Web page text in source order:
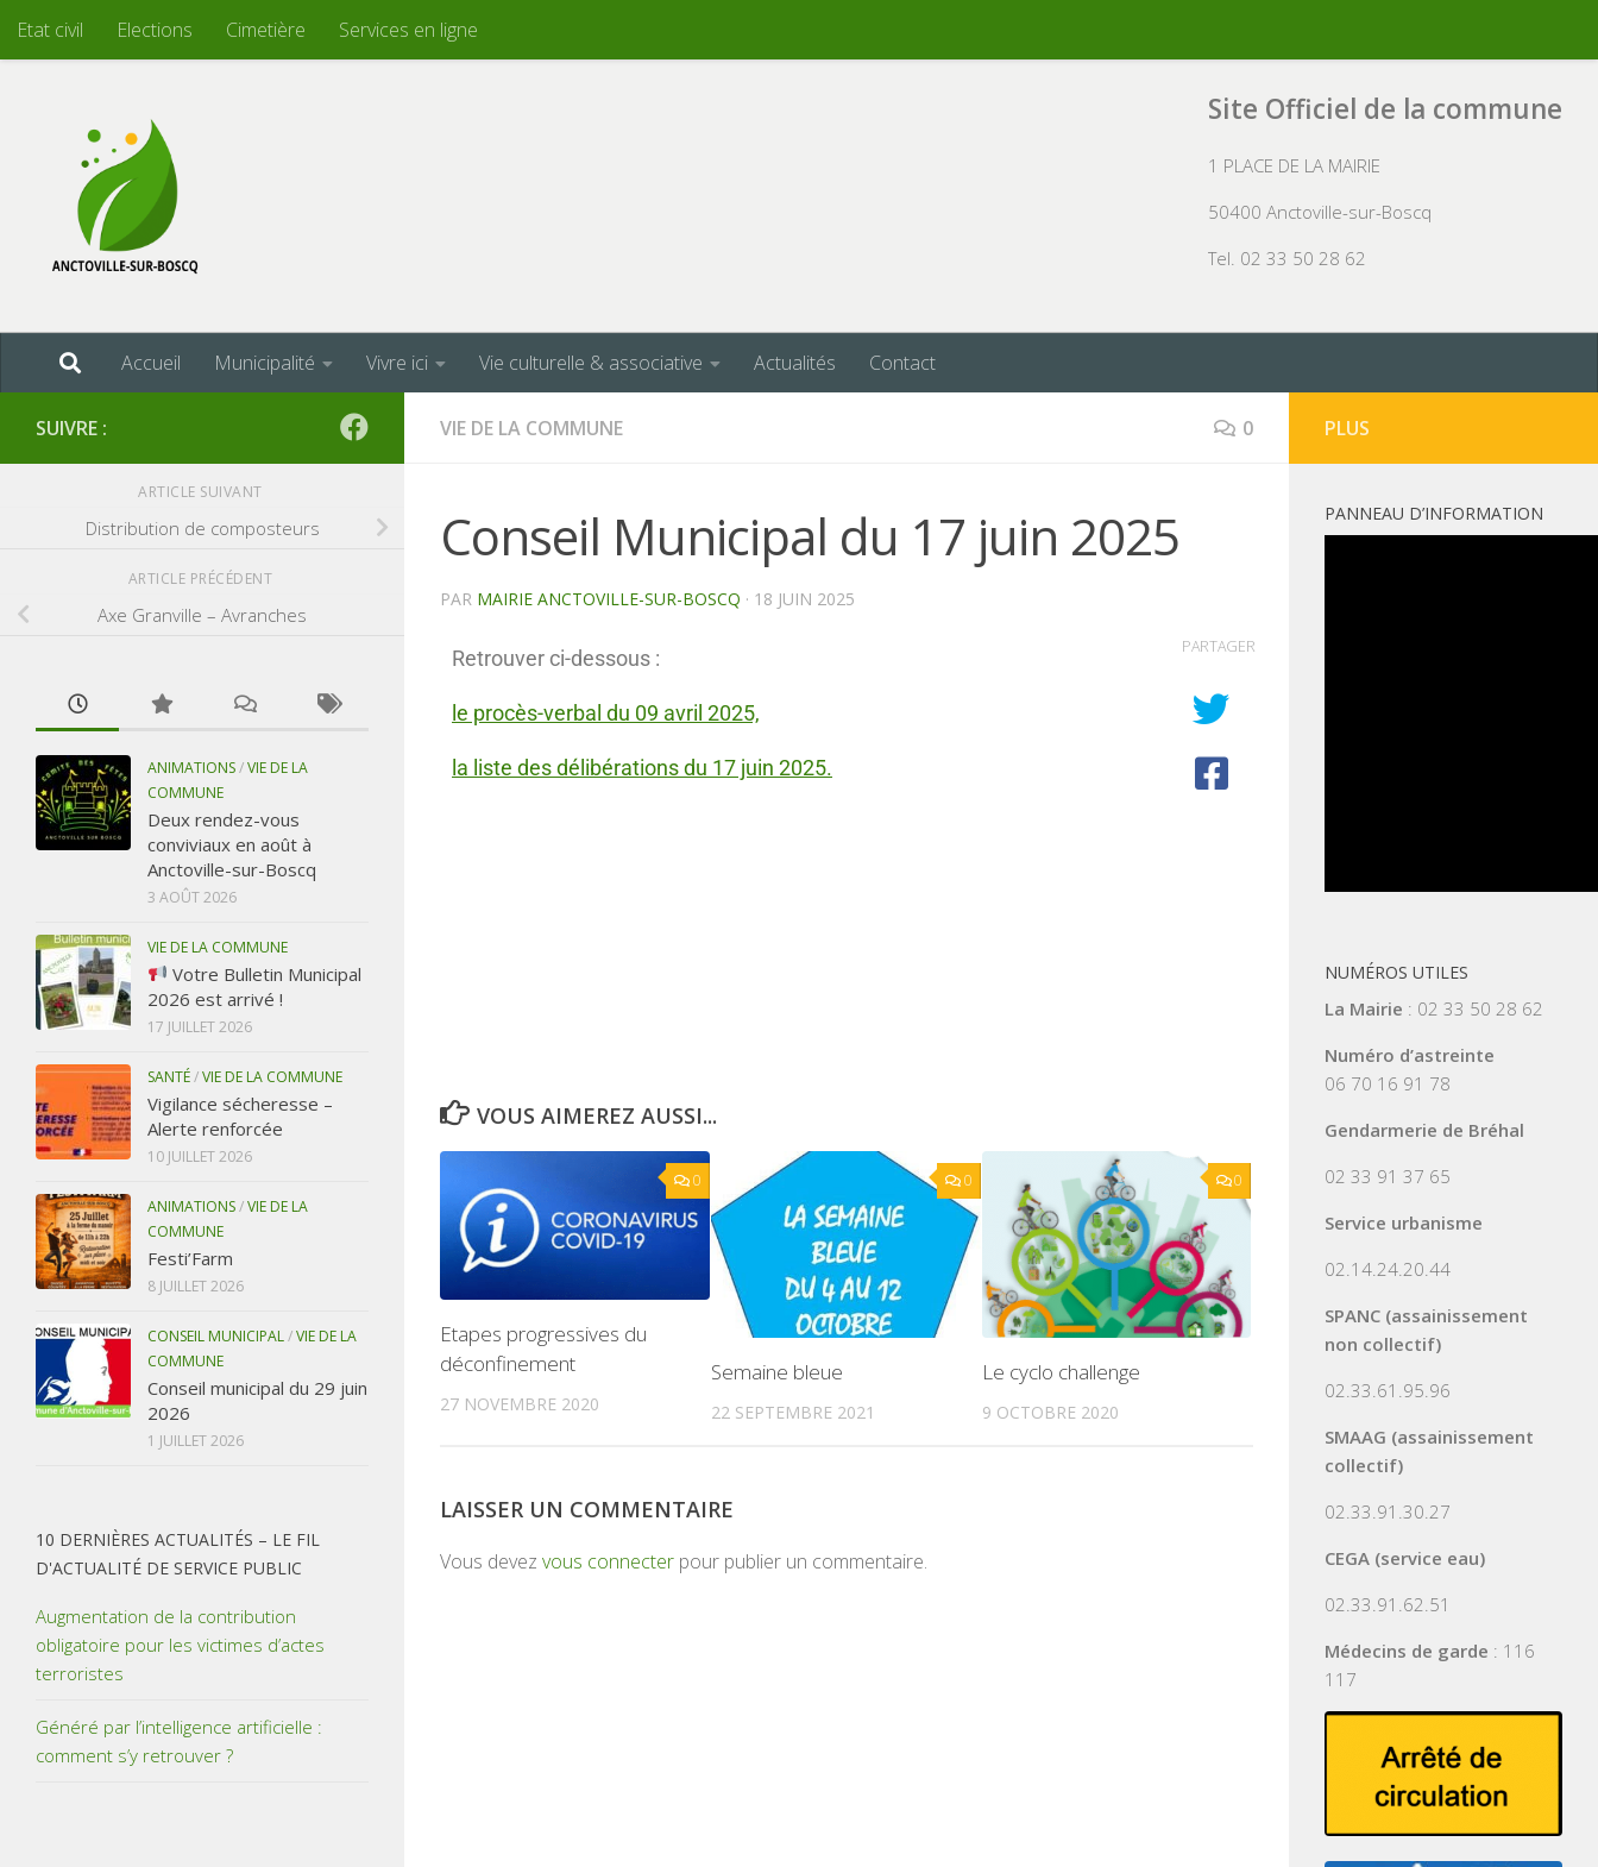
Skip to content
Etat civil Elections Cimetière Services en ligne
Site Officiel de la commune
1 PLACE DE LA MAIRIE
50400 Anctoville-sur-Boscq
Tel. 02 33 50 28 62
Accueil Municipalité Vivre ici Vie culturelle & associative Actualités Contact
VIE DE LA COMMUNE 0
Conseil Municipal du 17 juin 2025
PAR MAIRIE ANCTOVILLE-SUR-BOSCQ · 18 JUIN 2025
Retrouver ci-dessous :
le procès-verbal du 09 avril 2025,
la liste des délibérations du 17 juin 2025.
PARTAGER
VOUS AIMEREZ AUSSI...
0
Etapes progressives du
déconfinement
27 NOVEMBRE 2020
0
Semaine bleue
22 SEPTEMBRE 2021
0
Le cyclo challenge
9 OCTOBRE 2020
LAISSER UN COMMENTAIRE
Vous devez vous connecter pour publier un commentaire.
SUIVRE :
ARTICLE SUIVANT
Distribution de composteurs
ARTICLE PRÉCÉDENT
Axe Granville – Avranches
ANIMATIONS/VIE DE LA
COMMUNE
Deux rendez-vous
conviviaux en août à
Anctoville-sur-Boscq
3 AOÛT 2026
VIE DE LA COMMUNE
Votre Bulletin Municipal
2026 est arrivé !
17 JUILLET 2026
SANTÉ/VIE DE LA COMMUNE
Vigilance sécheresse –
Alerte renforcée
10 JUILLET 2026
ANIMATIONS/VIE DE LA
COMMUNE
Festi’Farm
8 JUILLET 2026
CONSEIL MUNICIPAL/VIE DE LA
COMMUNE
Conseil municipal du 29 juin
2026
1 JUILLET 2026
10 DERNIÈRES ACTUALITÉS – LE FIL
D'ACTUALITÉ DE SERVICE PUBLIC
Augmentation de la contribution
obligatoire pour les victimes d’actes
terroristes
Généré par l’intelligence artificielle :
comment s’y retrouver ?
PLUS
PANNEAU D’INFORMATION
NUMÉROS UTILES
La Mairie : 02 33 50 28 62
Numéro d’astreinte
06 70 16 91 78
Gendarmerie de Bréhal
02 33 91 37 65
Service urbanisme
02.14.24.20.44
SPANC (assainissement
non collectif)
02.33.61.95.96
SMAAG (assainissement
collectif)
02.33.91.30.27
CEGA (service eau)
02.33.91.62.51
Médecins de garde : 116
117